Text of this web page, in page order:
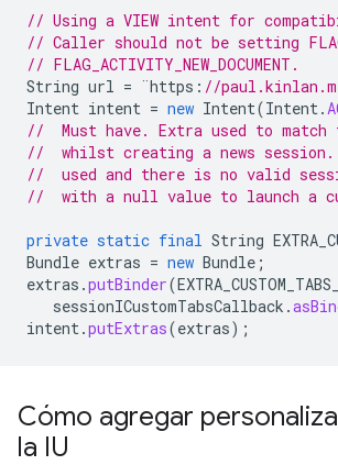
// Using a VIEW intent for
// Caller should not be setting
// FLAG_ACTIVITY_NEW_DOCUMENT.
String url = ¨https : //
Intent intent = new Intent(Intent.
//  Must have. Extra used to
//  whilst creating a news
//  used and there is no valid
//  with a null value to launch a
private static final String
Bundle extras = new Bundle ;
extras .putBinder(
sessionICustomTabsCallback .
intent.putExtras(extras);
Cómo agregar
la IU